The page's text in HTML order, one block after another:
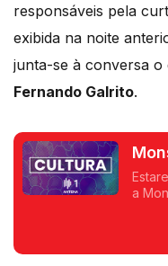
responsáveis pela
exibida na noite
junta-se à conversa
Fernando Galrito.
a
com